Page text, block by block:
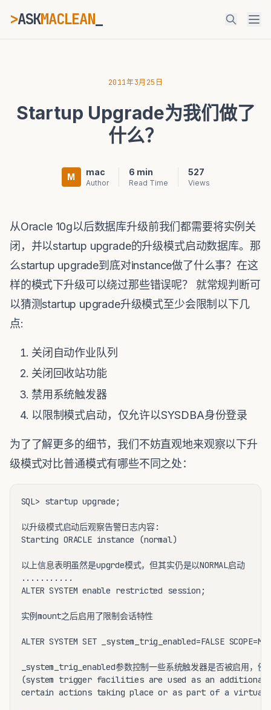
>ASKMACLEAN
⌘K Ctrl+K
2011年3月25日
Startup Upgrade为我们做了
什么？
M mac
Author
6 min
Read Time
527
Views
从Oracle 10g以后数据库升级前我们都需要将实例关
闭，并以startup upgrade的升级模式启动数据库。那
么startup upgrade到底对instance做了什么事？在这
样的模式下升级可以绕过那些错误呢？ 就常规判断可
以猜测startup upgrade升级模式至少会限制以下几
点:
关闭自动作业队列
关闭回收站功能
禁用系统触发器
以限制模式启动，仅允许以SYSDBA身份登录
为了了解更多的细节，我们不妨直观地来观察以下升
级模式对比普通模式有哪些不同之处：
SQL> startup upgrade;
以升级模式启动后观察告警日志内容:
Starting ORACLE instance (normal)
以上信息表明虽然是upgrde模式，但其实仍是以NORMAL启动
...........
ALTER SYSTEM enable restricted session;
实例mount之后启用了限制会话特性
ALTER SYSTEM SET _system_trig_enabled=FALSE
_system_trig_enabled参数控制一些系统触发器是否被启用，例
(system trigger facilities are used as an additional
certain actions taking place or as part of a virtual